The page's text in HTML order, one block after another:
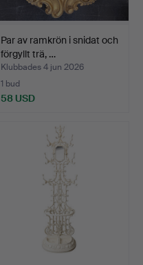
Par av ramkrön i snidat och
förgyllt trä, …
Klubbades 4 jun 2026
1 bud
58 USD